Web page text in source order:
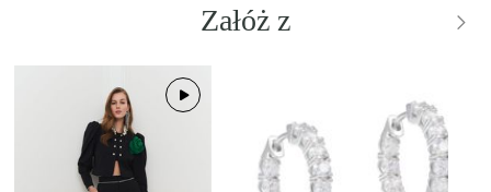
Załóż z